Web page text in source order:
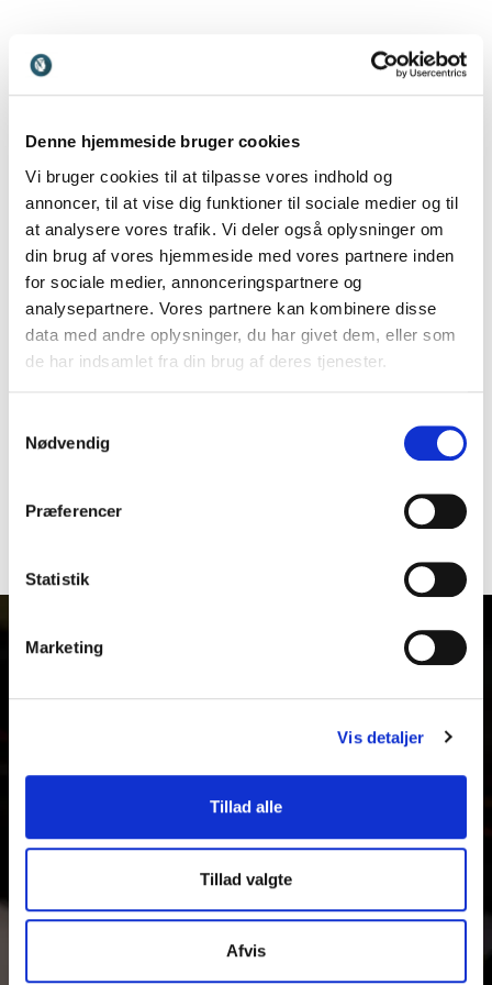
Denne hjemmeside bruger cookies
Vi bruger cookies til at tilpasse vores indhold og
annoncer, til at vise dig funktioner til sociale medier og til
at analysere vores trafik. Vi deler også oplysninger om
din brug af vores hjemmeside med vores partnere inden
for sociale medier, annonceringspartnere og
analysepartnere. Vores partnere kan kombinere disse
data med andre oplysninger, du har givet dem, eller som
de har indsamlet fra din brug af deres tjenester.
Nødvendig
Præferencer
Statistik
Marketing
Vis detaljer
Tillad alle
Tillad valgte
Afvis
Anette Prehn
Udvalgte slides fra
Anette Prehn
Her kommer udvalgte, primært teksttunge, slides fra Anette
Prehns oplæg om Resiliens i børnehøjde.
E-mail
foredragsholder. Du kan til enhver tid tilbagekalde dit samtykke. Læs mere i